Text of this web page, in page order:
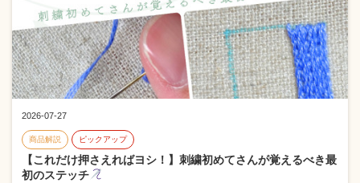
2026-07-27
商品解説 ピックアップ
【これだけ押さえればヨシ！】刺繍初めてさんが覚えるべき最
初のステッチ